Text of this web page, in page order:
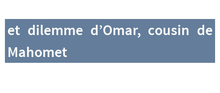
et dilemme d’Omar, cousin de
Mahomet